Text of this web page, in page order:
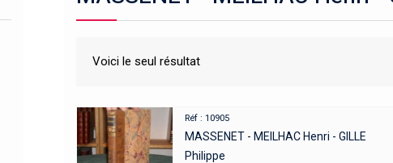
Voici le seul résultat
Réf : 10905
MASSENET - MEILHAC Henri - GILLE
Philippe